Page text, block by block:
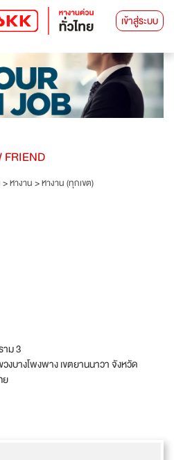
เข้าสู่ระบบ
FRIEND
>หางาน>หางาน (ทุกเขต)
ม 3
งบางโพงพาง เขตยานนาวา จังหวัด
ย